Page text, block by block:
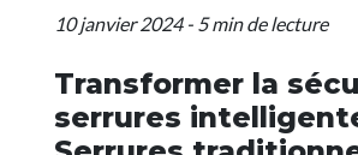
10 janvier 2024- 5min de lecture
Transformer la
serrures